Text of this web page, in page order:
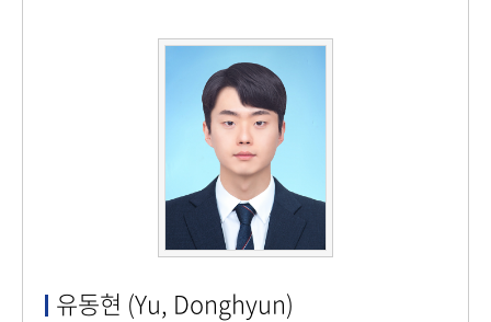
유동현 (Yu, Donghyun)